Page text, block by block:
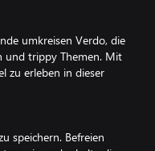
umkreisen Verdo, die
und trippy Themen. Mit
zu erleben in dieser
speichern. Befreien